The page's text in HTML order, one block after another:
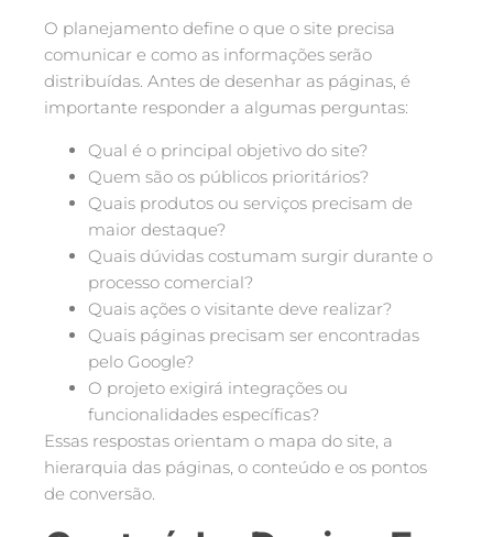
O planejamento define o que o site precisa
comunicar e como as informações serão
distribuídas. Antes de desenhar as páginas, é
importante responder a algumas perguntas:
Qual é o principal objetivo do site?
Quem são os públicos prioritários?
Quais produtos ou serviços precisam de
maior destaque?
Quais dúvidas costumam surgir durante o
processo comercial?
Quais ações o visitante deve realizar?
Quais páginas precisam ser encontradas
pelo Google?
O projeto exigirá integrações ou
funcionalidades específicas?
Essas respostas orientam o mapa do site, a
hierarquia das páginas, o conteúdo e os pontos
de conversão.